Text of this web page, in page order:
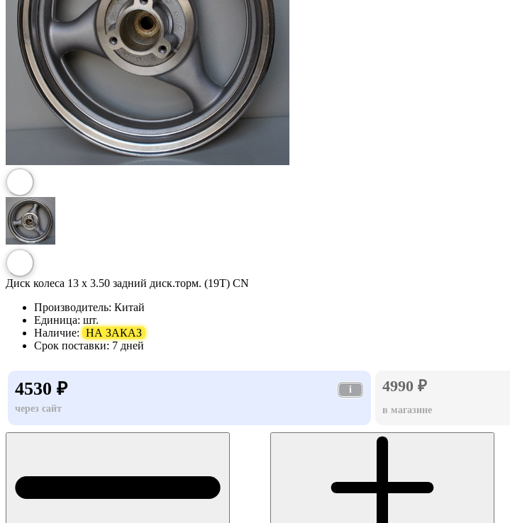
Диск колеса 13 x 3.50 задний диск.торм. (19T) CN
Производитель: Китай
Единица: шт.
Наличие: НА ЗАКАЗ
Срок поставки: 7 дней
4530 ₽
i
через сайт
4990 ₽
в магазине